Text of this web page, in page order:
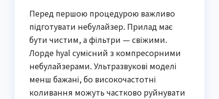
Перед першою процедурою важливо
підготувати небулайзер. Прилад має
бути чистим, а фільтри — свіжими.
Лорде hyal сумісний з компресорними
небулайзерами. Ультразвукові моделі
менш бажані, бо високочастотні
коливання можуть частково руйнувати